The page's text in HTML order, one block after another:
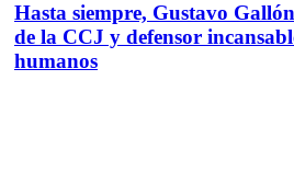
Hasta siempre, Gustavo
de la CCJ y defensor
humanos